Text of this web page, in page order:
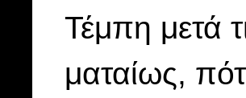
Τέμπη μετά
ματαίως,